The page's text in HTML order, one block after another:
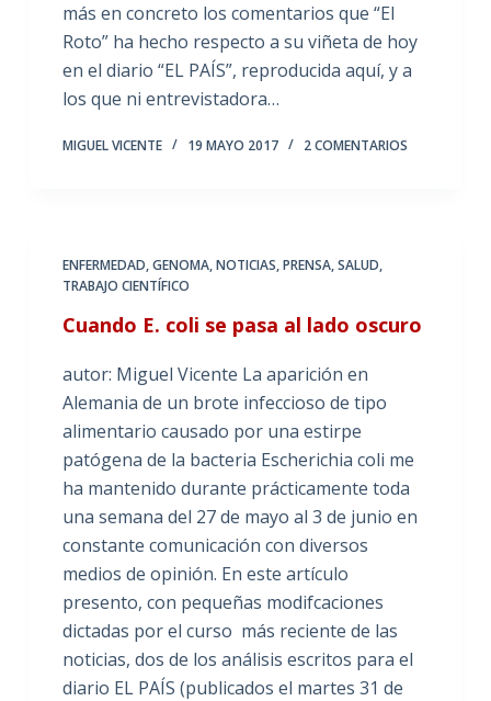
más en concreto los comentarios que “El
Roto” ha hecho respecto a su viñeta de hoy
en el diario “EL PAÍS”, reproducida aquí, y a
los que ni entrevistadora…
MIGUEL VICENTE 19 MAYO 2017 2 COMENTARIOS
ENFERMEDAD,GENOMA,NOTICIAS,PRENSA,SALUD,
TRABAJO CIENTÍFICO
Cuando E. coli se pasa al lado oscuro
autor: Miguel Vicente La aparición en
Alemania de un brote infeccioso de tipo
alimentario causado por una estirpe
patógena de la bacteria Escherichia coli me
ha mantenido durante prácticamente toda
una semana del 27 de mayo al 3 de junio en
constante comunicación con diversos
medios de opinión. En este artículo
presento, con pequeñas modifcaciones
dictadas por el curso más reciente de las
noticias, dos de los análisis escritos para el
diario EL PAÍS (publicados el martes 31 de